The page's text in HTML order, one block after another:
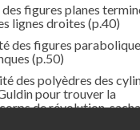
figures planes
lignes droites (p.40)
des figures
(p.50)
des polyèdres des
pour trouver la
de révolution,